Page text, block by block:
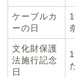
ケーブルカ
ーの日
文化財保護
法施行記念
日